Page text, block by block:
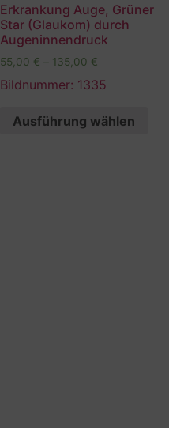
Erkrankung Auge, Grüner
Star (Glaukom) durch
Augeninnendruck
55,00 € – 135,00 €
Bildnummer: 1335
Ausführung wählen